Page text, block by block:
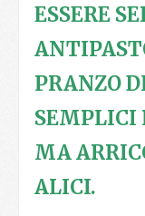
ESSERE
PRANZO
SEMPLICI
MA
ALICI.